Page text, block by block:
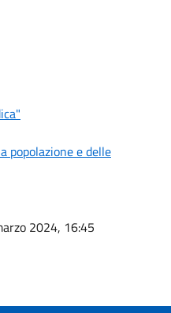
popolazione e delle
2024, 16:45